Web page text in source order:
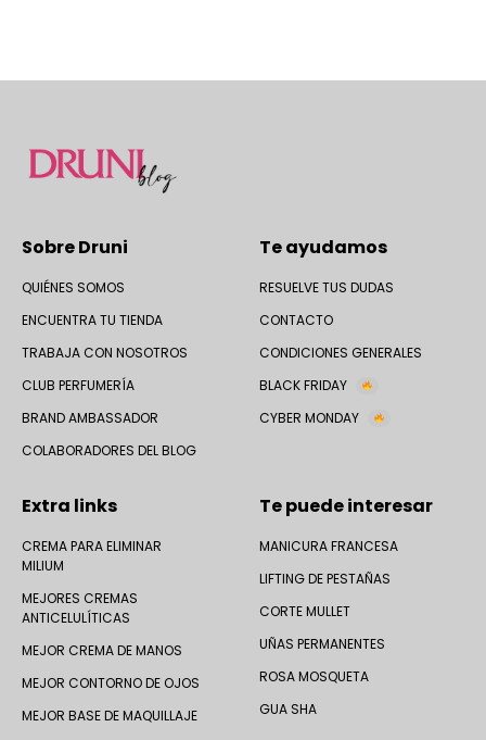
Sobre Druni
QUIÉNES SOMOS
ENCUENTRA TU TIENDA
TRABAJA CON NOSOTROS
CLUB PERFUMERÍA
BRAND AMBASSADOR
COLABORADORES DEL BLOG
Te ayudamos
RESUELVE TUS DUDAS
CONTACTO
CONDICIONES GENERALES
BLACK FRIDAY
CYBER MONDAY
Extra links
CREMA PARA ELIMINAR
MILIUM
MEJORES CREMAS
ANTICELULÍTICAS
MEJOR CREMA DE MANOS
MEJOR CONTORNO DE OJOS
MEJOR BASE DE MAQUILLAJE
Te puede interesar
MANICURA FRANCESA
LIFTING DE PESTAÑAS
CORTE MULLET
UÑAS PERMANENTES
ROSA MOSQUETA
GUA SHA